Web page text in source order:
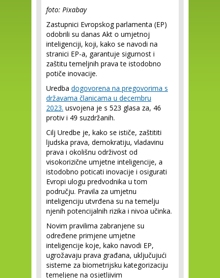
foto: Pixabay
Zastupnici Evropskog parlamenta (EP)
odobrili su danas Akt o umjetnoj
inteligenciji, koji, kako se navodi na
stranici EP-a, garantuje sigurnost i
zaštitu temeljnih prava te istodobno
potiče inovacije.
Uredba dogovorena na pregovorima s
državama članicama u decembru
2023. usvojena je s 523 glasa za, 46
protiv i 49 suzdržanih.
Cilj Uredbe je, kako se ističe, zaštititi
ljudska prava, demokratiju, vladavinu
prava i okolišnu održivost od
visokorizične umjetne inteligencije, a
istodobno poticati inovacije i osigurati
Evropi ulogu predvodnika u tom
području. Pravila za umjetnu
inteligenciju utvrđena su na temelju
njenih potencijalnih rizika i nivoa učinka.
Novim pravilima zabranjene su
određene primjene umjetne
inteligencije koje, kako navodi EP,
ugrožavaju prava građana, uključujući
sisteme za biometrijsku kategorizaciju
temeljene na osjetljivim